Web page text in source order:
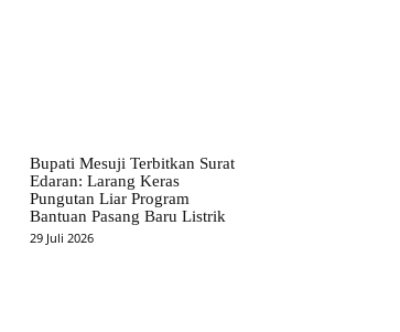
Bupati Mesuji Terbitkan Surat
Edaran: Larang Keras
Pungutan Liar Program
Bantuan Pasang Baru Listrik
29 Juli 2026